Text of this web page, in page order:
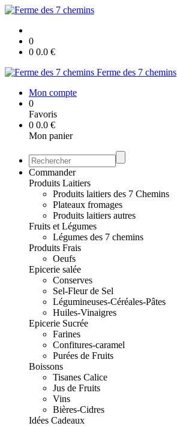
0
0 0.0 €
Ferme des 7 chemins
Mon compte
0
Favoris
0 0.0 €
Mon panier
Commander
Produits Laitiers
Produits laitiers des 7 Chemins
Plateaux fromages
Produits laitiers autres
Fruits et Légumes
Légumes des 7 chemins
Produits Frais
Oeufs
Epicerie salée
Conserves
Sel-Fleur de Sel
Légumineuses-Céréales-Pâtes
Huiles-Vinaigres
Epicerie Sucrée
Farines
Confitures-caramel
Purées de Fruits
Boissons
Tisanes Calice
Jus de Fruits
Vins
Bières-Cidres
Idées Cadeaux